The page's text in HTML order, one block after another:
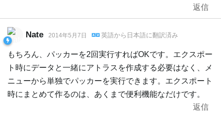
返信
Nate 2014年5月7日 英語から 日本語に翻訳済み
もちろん、パッカーを2回実行すればOKです。エクスポー
ト時にデータと一緒にアトラスを作成する必要はなく、メ
ニューから単独でパッカーを実行できます。エクスポート
時にまとめて作るのは、あくまで便利機能なだけです。
返信